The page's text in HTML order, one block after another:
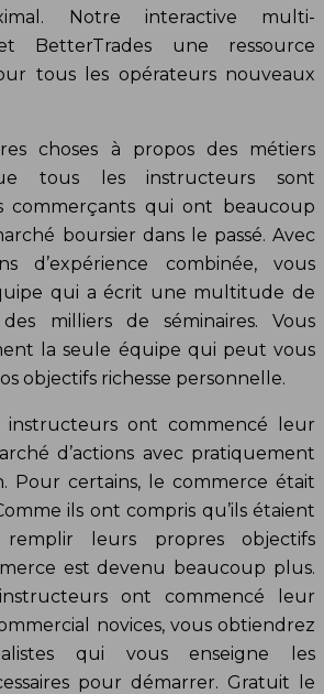
Notre interactive multi-
BetterTrades une ressource
tous les opérateurs nouveaux
choses à propos des métiers
tous les instructeurs sont
commerçants qui ont beaucoup
boursier dans le passé. Avec
d’expérience combinée, vous
qui a écrit une multitude de
milliers de séminaires. Vous
la seule équipe qui peut vous
objectifs richesse personnelle.
instructeurs ont commencé leur
d’actions avec pratiquement
Pour certains, le commerce était
ils ont compris qu’ils étaient
leurs propres objectifs
est devenu beaucoup plus.
ont commencé leur
novices, vous obtiendrez
qui vous enseigne les
pour démarrer. Gratuit le